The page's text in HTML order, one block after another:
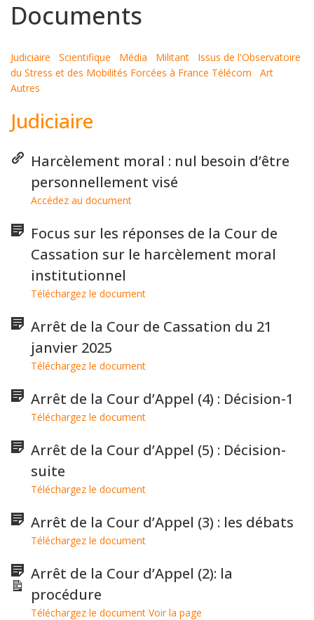
Documents
Judiciaire Scientifique Média Militant
Issus de l'Observatoire
du Stress et des Mobilités Forcées à France Télécom
Art
Autres
Judiciaire
Harcèlement moral : nul besoin d’être
personnellement visé
Accédez au document
Focus sur les réponses de la Cour de
Cassation sur le harcèlement moral
institutionnel
Téléchargez le document
Arrêt de la Cour de Cassation du 21
janvier 2025
Téléchargez le document
Arrêt de la Cour d’Appel (4) : Décision-1
Téléchargez le document
Arrêt de la Cour d’Appel (5) : Décision-
suite
Téléchargez le document
Arrêt de la Cour d’Appel (3) : les débats
Téléchargez le document
Arrêt de la Cour d’Appel (2): la
procédure
Téléchargez le document Voir la page